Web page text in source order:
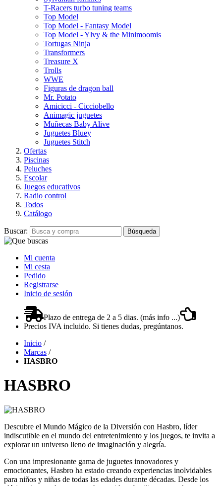
T-Racers turbo tuning teams
Top Model
Top Model - Fantasy Model
Top Model - Ylvy & the Minimoomis
Tortugas Ninja
Transformers
Treasure X
Trolls
WWE
Figuras de dragon ball
Mr. Potato
Amicicci - Cicciobello
Animagic juguetes
Muñecas Baby Alive
Juguetes Bluey
Juguetes Stitch
Ofertas
Piscinas
Peluches
Escolar
Juegos educativos
Radio control
Todos
Catálogo
Buscar: Búsqueda
Mi cuenta
Mi cesta
Pedido
Registrarse
Inicio de sesión
Plazo de entrega de 2 a 5 dias. (más info ...)
Precios IVA incluido. Si tienes dudas, pregúntanos.
Inicio /
Marcas /
HASBRO
HASBRO
Descubre el Mundo Mágico de la Diversión con Hasbro, líder
indiscutible en el mundo del entretenimiento y los juegos, te invita a
explorar un universo lleno de imaginación y alegría.
Con una impresionante gama de juguetes innovadores y
emocionantes, Hasbro ha estado creando experiencias inolvidables
para niños y niñas de todas las edades durante décadas. Desde los